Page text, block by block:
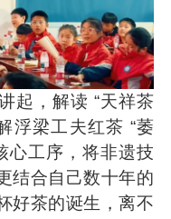
起，解读 “天祥茶
浮梁工夫红茶 “萎
心工序，将非遗技
结合自己数十年的
好茶的诞生，离不